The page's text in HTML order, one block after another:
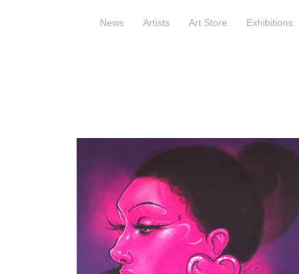
News Artists Art Store Exhibitions